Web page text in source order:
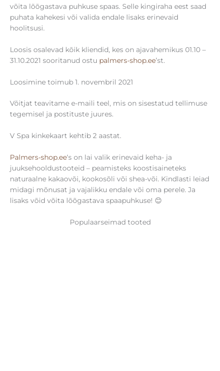
võita lõõgastava puhkuse spaas. Selle kingiraha eest saad
puhata kahekesi või valida endale lisaks erinevaid
hoolitsusi.
Loosis osalevad kõik kliendid, kes on ajavahemikus 01.10 –
31.10.2021 sooritanud ostu palmers-shop.ee’st.
Loosimine toimub 1. novembril 2021
Võitjat teavitame e-maili teel, mis on sisestatud tellimuse
tegemisel ja postituste juures.
V Spa kinkekaart kehtib 2 aastat.
Palmers-shop.ee‘s on lai valik erinevaid keha- ja
juuksehooldustooteid – peamisteks koostisaineteks
naturaalne kakaovõi, kookosõli või shea-või. Kindlasti leiad
midagi mõnusat ja vajalikku endale või oma perele. Ja
lisaks võid võita lõõgastava spaapuhkuse! 😊
Populaarseimad tooted